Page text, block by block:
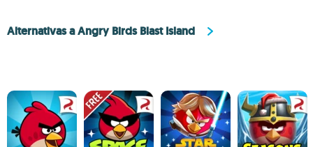
Alternativas a Angry Birds Blast Island